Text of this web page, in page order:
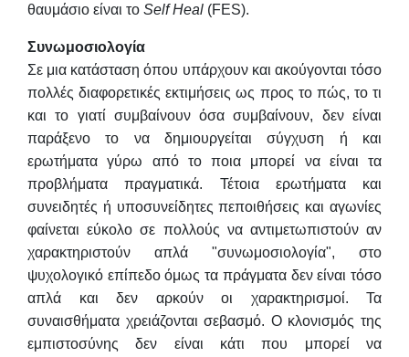
θαυμάσιο είναι το Self Heal (FES).
Συνωμοσιολογία
Σε μια κατάσταση όπου υπάρχουν και ακούγονται τόσο
πολλές διαφορετικές εκτιμήσεις ως προς το πώς, το τι
και το γιατί συμβαίνουν όσα συμβαίνουν, δεν είναι
παράξενο το να δημιουργείται σύγχυση ή και
ερωτήματα γύρω από το ποια μπορεί να είναι τα
προβλήματα πραγματικά. Τέτοια ερωτήματα και
συνειδητές ή υποσυνείδητες πεποιθήσεις και αγωνίες
φαίνεται εύκολο σε πολλούς να αντιμετωπιστούν αν
χαρακτηριστούν απλά "συνωμοσιολογία", στο
ψυχολογικό επίπεδο όμως τα πράγματα δεν είναι τόσο
απλά και δεν αρκούν οι χαρακτηρισμοί. Τα
συναισθήματα χρειάζονται σεβασμό. Ο κλονισμός της
εμπιστοσύνης δεν είναι κάτι που μπορεί να